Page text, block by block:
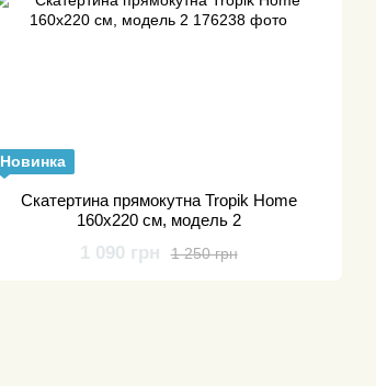
Новинка
Скатертина прямокутна Tropik Home
160х220 см, модель 2
1 250 грн
1 090 грн